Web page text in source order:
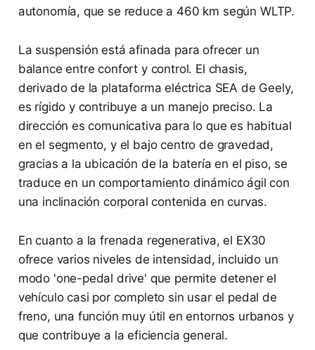
autonomía, que se reduce a 460 km según WLTP.
La suspensión está afinada para ofrecer un
balance entre confort y control. El chasis,
derivado de la plataforma eléctrica SEA de Geely,
es rígido y contribuye a un manejo preciso. La
dirección es comunicativa para lo que es habitual
en el segmento, y el bajo centro de gravedad,
gracias a la ubicación de la batería en el piso, se
traduce en un comportamiento dinámico ágil con
una inclinación corporal contenida en curvas.
En cuanto a la frenada regenerativa, el EX30
ofrece varios niveles de intensidad, incluido un
modo 'one-pedal drive' que permite detener el
vehículo casi por completo sin usar el pedal de
freno, una función muy útil en entornos urbanos y
que contribuye a la eficiencia general.